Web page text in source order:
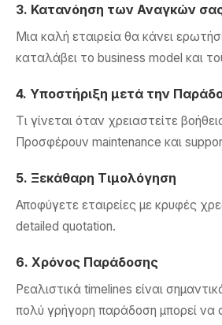
3. Κατανόηση των Αναγκών
Μια καλή εταιρεία θα κάνει
καταλάβει το business model και
4. Υποστήριξη μετά την
Τι γίνεται όταν χρειαστείτε
Προσφέρουν maintenance και
5. Ξεκάθαρη Τιμολόγηση
Αποφύγετε εταιρείες με κρυφές
detailed quotation.
6. Χρόνος Παράδοσης
Ρεαλιστικά timelines είναι
πολύ γρήγορη παράδοση μπορεί να